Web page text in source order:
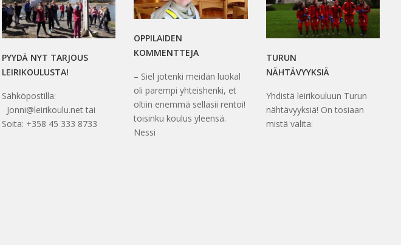
PYYDÄ NYT TARJOUS
LEIRIKOULUSTA!
Sähköpostilla:
Jonni@leirikoulu.net tai
Soita: +358 45 333 8733
OPPILAIDEN
KOMMENTTEJA
– Siel jotenki meidän luokal
oli parempi yhteishenki, et
oltiin enemmä sellasii rentoi!
toisinku koulus yleensä.
Nessi
TURUN
NÄHTÄVYYKSIÄ
Yhdistä leirikouluun Turun
nähtävyyksiä! On tosiaan
mistä valita: